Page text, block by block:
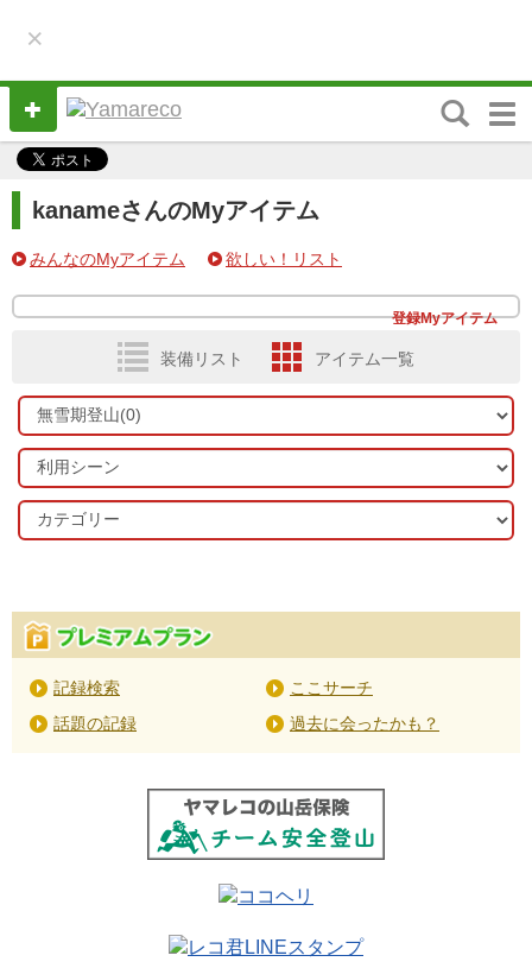
×
M
e
kanameさんのMyアイテム
みんなのMyアイテム 欲しい！リスト
登録Myアイテム
装備リスト アイテム一覧
記録検索
ここサーチ
話題の記録
過去に会ったかも？